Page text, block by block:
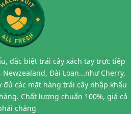
đặc biệt trái cây xách tay trực tiếp
Đài Loan...như Cherry,
đủ các mặt hàng trái cây nhập khẩu
Chất lượng chuẩn 100%, giá cả
chăng